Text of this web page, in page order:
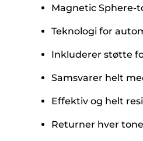
Magnetic Sphere-
Teknologi for
Inkluderer støtte
Samsvarer helt
Effektiv og helt
Returner hver